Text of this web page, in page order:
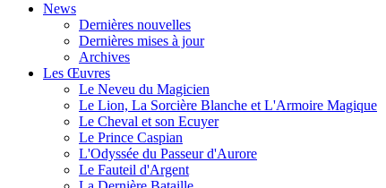
News
Dernières nouvelles
Dernières mises à jour
Archives
Les Œuvres
Le Neveu du Magicien
Le Lion, La Sorcière Blanche et L'Armoire Magique
Le Cheval et son Ecuyer
Le Prince Caspian
L'Odyssée du Passeur d'Aurore
Le Fauteil d'Argent